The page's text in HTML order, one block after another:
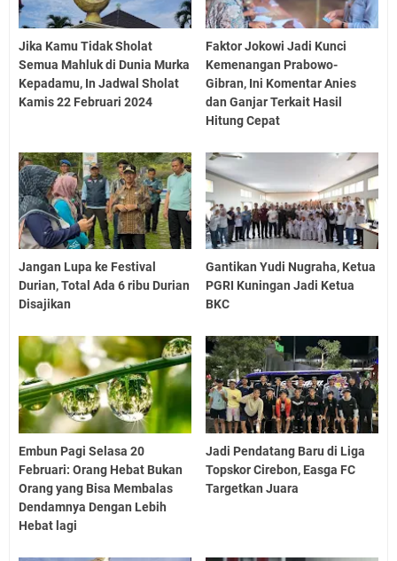
Jika Kamu Tidak Sholat
Semua Mahluk di Dunia Murka
Kepadamu, In Jadwal Sholat
Kamis 22 Februari 2024
Faktor Jokowi Jadi Kunci
Kemenangan Prabowo-
Gibran, Ini Komentar Anies
dan Ganjar Terkait Hasil
Hitung Cepat
Jangan Lupa ke Festival
Durian, Total Ada 6 ribu Durian
Disajikan
Gantikan Yudi Nugraha, Ketua
PGRI Kuningan Jadi Ketua
BKC
Embun Pagi Selasa 20
Februari: Orang Hebat Bukan
Orang yang Bisa Membalas
Dendamnya Dengan Lebih
Hebat lagi
Jadi Pendatang Baru di Liga
Topskor Cirebon, Easga FC
Targetkan Juara